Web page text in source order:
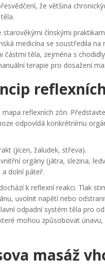
že většina
starověkými čínskými
medicína se soustředila
těla, zejména s
terapie pro dosažení
reflexních zón.
odpovídá konkrétnímu
(jícen, žaludek, střeva).
orgány (játra, slezina,
dolní páteř.
k reflexní reakci. Tlak
uvolnit napětí nebo
odpadní systém těla pro
mohou způsobovat
masáž